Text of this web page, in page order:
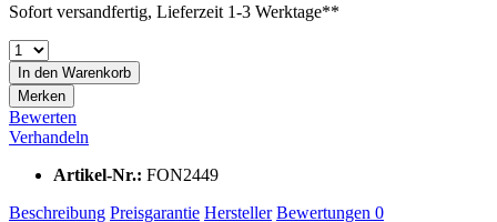
Sofort versandfertig, Lieferzeit 1-3 Werktage**
In den Warenkorb
Merken
Bewerten
Verhandeln
Artikel-Nr.: FON2449
Beschreibung Preisgarantie Hersteller Bewertungen 0